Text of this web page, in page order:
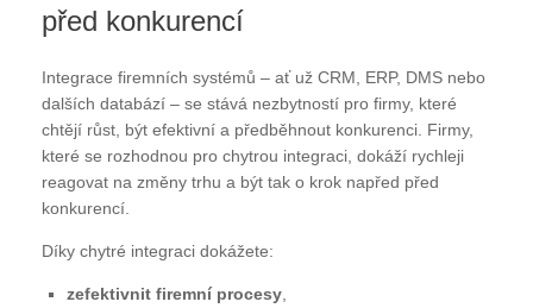
před konkurencí
Integrace firemních systémů – ať už CRM, ERP, DMS nebo
dalších databází – se stává nezbytností pro firmy, které
chtějí růst, být efektivní a předběhnout konkurenci. Firmy,
které se rozhodnou pro chytrou integraci, dokáží rychleji
reagovat na změny trhu a být tak o krok napřed před
konkurencí.
Díky chytré integraci dokážete:
zefektivnit firemní procesy